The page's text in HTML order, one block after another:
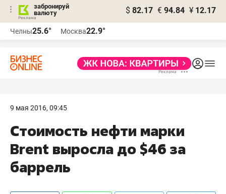
забронируй
валюту
$ 82.17 € 94.84 ¥ 12.17
Челны25.6° Москва22.9°
9 мая 2016, 09:45
​Стоимость нефти марки
Brent выросла до $46 за
баррель